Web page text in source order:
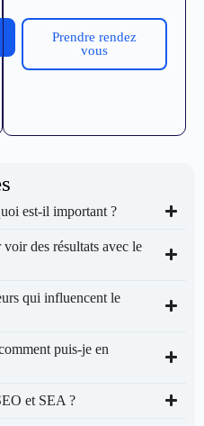
Prendre rendez
vous
est-il important ?
des résultats avec le
qui influencent le
puis-je en
et SEA ?